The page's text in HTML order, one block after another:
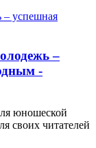
–
-
юношеской
своих читателей